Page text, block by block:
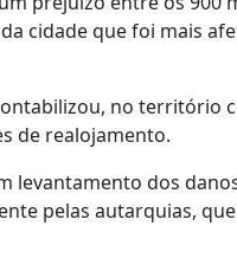
cidade que foi mais
no território
de realojamento.
levantamento dos
pelas autarquias,